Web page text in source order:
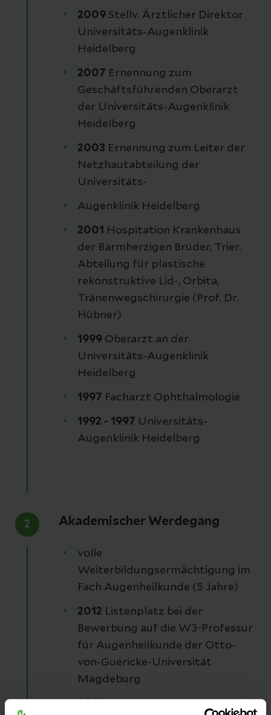
2009 Stellv. Ärztlicher Direktor
Universitäts-Augenklinik
Heidelberg
2007 Ernennung zum
Geschäftsführenden Oberarzt
der Universitäts-Augenklinik
Heidelberg
2003 Ernennung zum Leiter der
Netzhautabteilung der
Universitäts-
Augenklinik Heidelberg
2001
Hospitation Krankenhaus
der Barmherzigen Brüder, Trier.
Abteilung für plastische
rekonstruktive Lid-, Orbita,
Tränenwegschirurgie (Prof. Dr.
Hübner)
1999 Oberarzt an der
Universitäts-Augenklinik
Heidelberg
1997 Facharzt Ophthalmologie
1992 - 1997 Universitäts-
Augenklinik Heidelberg
2 Akademischer Werdegang
volle
Weiterbildungsermächtigung im
Fach Augenheilkunde (5 Jahre)
2012 Listenplatz bei der
Bewerbung auf die W3-Professur
für Augenheilkunde der Otto-
von-Guericke-Universität
Magdeburg